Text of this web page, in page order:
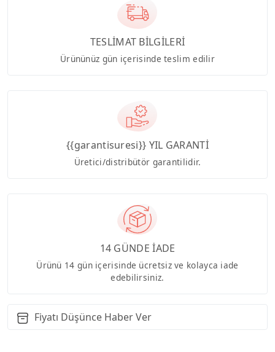
TESLİMAT BİLGİLERİ
Ürününüz gün içerisinde teslim edilir
{{garantisuresi}} YIL GARANTİ
Üretici/distribütör garantilidir.
14 GÜNDE İADE
Ürünü 14 gün içerisinde ücretsiz ve kolayca iade
edebilirsiniz.
Fiyatı Düşünce Haber Ver